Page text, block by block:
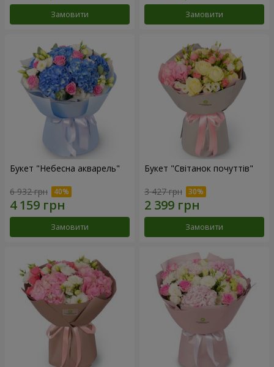
Замовити Замовити
Букет "Небесна акварель"
6 932 грн
Замовити
Букет "Світанок почуттів"
3 427 грн
Замовити